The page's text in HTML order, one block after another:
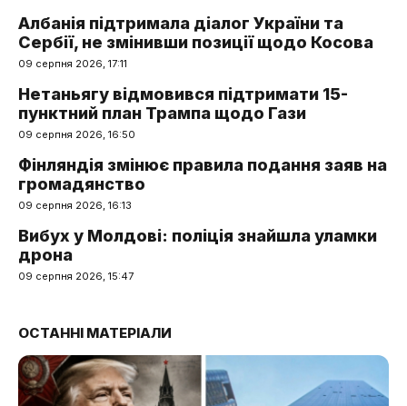
Албанія підтримала діалог України та
Сербії, не змінивши позиції щодо Косова
09 серпня 2026, 17:11
Нетаньягу відмовився підтримати 15-
пунктний план Трампа щодо Гази
09 серпня 2026, 16:50
Фінляндія змінює правила подання заяв на
громадянство
09 серпня 2026, 16:13
Вибух у Молдові: поліція знайшла уламки
дрона
09 серпня 2026, 15:47
ОСТАННІ МАТЕРІАЛИ